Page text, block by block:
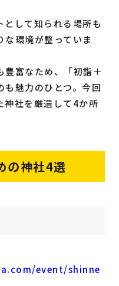
して知られる場所も
環境が整っていま
豊富なため、「初詣＋
魅力のひとつ。今回
神社を厳選して4か所
の神社4選
event/shinne